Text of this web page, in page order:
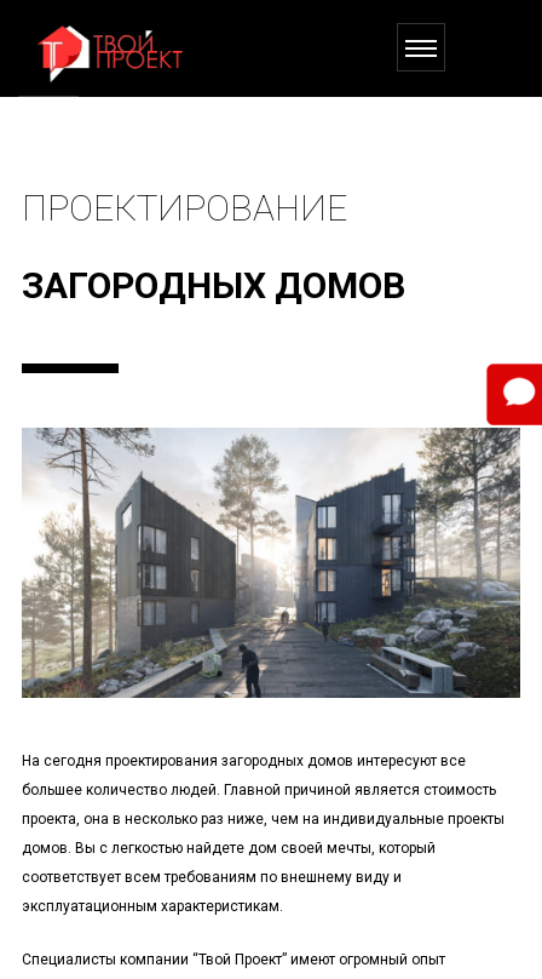
ПРОЕКТИРОВАНИЕ
ЗАГОРОДНЫХ ДОМОВ
На сегодня проектирования загородных домов интересуют все
большее количество людей. Главной причиной является стоимость
проекта, она в несколько раз ниже, чем на индивидуальные проекты
домов. Вы с легкостью найдете дом своей мечты, который
соответствует всем требованиям по внешнему виду и
эксплуатационным характеристикам.
Специалисты компании “Твой Проект” имеют огромный опыт